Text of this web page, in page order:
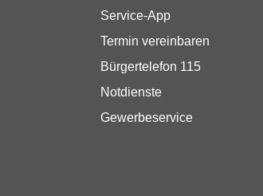
Service-App
Termin vereinbaren
Bürgertelefon 115
Notdienste
Gewerbeservice